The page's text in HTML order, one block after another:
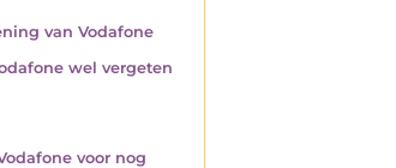
van Vodafone
wel vergeten
voor nog